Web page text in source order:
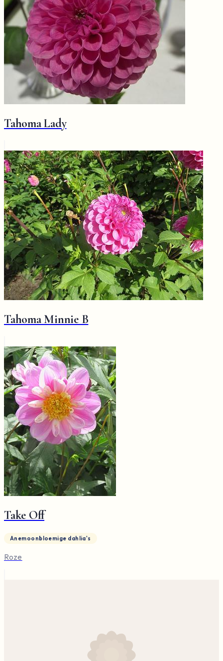
Tahoma Lady
Tahoma Minnie B
Take Off
Anemoonbloemige dahlia's
Roze